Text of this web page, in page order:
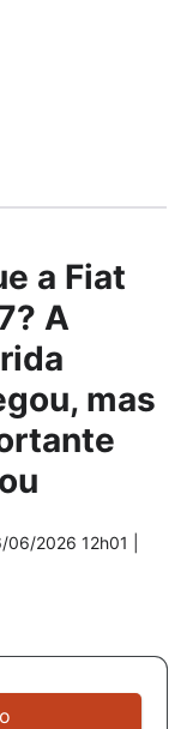
a Fiat
A
mas
06/2026 12h01